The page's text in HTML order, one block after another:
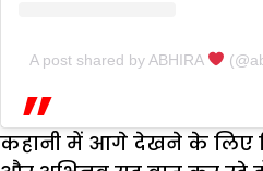
A post shared by ABHIRA
कहानी में आगे देखने के लिए